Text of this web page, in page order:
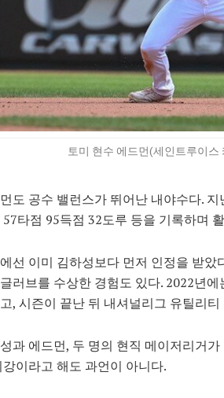
토미 현수 에드먼(세인트루이스
도 공수 밸런스가 뛰어난 내야수다.
57타점 95득점 32도루 등을 기록하며
선 이미 김하성보다 먼저 인정을 받
러브를 수상한 경험도 있다. 2022년
, 시즌이 끝난 뒤 내셔널리그 유틸리
과 에드먼, 두 명의 현직 메이저리거가
강이라고 해도 과언이 아니다.